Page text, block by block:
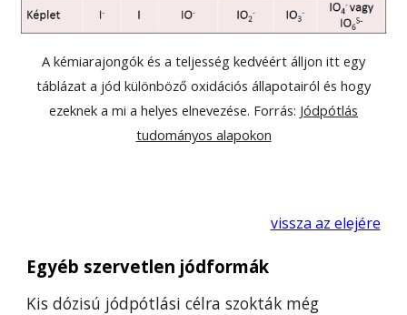
A kémiarajongók és a teljesség kedvéért álljon itt egy
táblázat a jód különböző oxidációs állapotairól és hogy
ezeknek a mi a helyes elnevezése. Forrás: Jódpótlás
tudományos alapokon
vissza az elejére
Egyéb szervetlen jódformák
Kis dózisú jódpótlási célra szokták még